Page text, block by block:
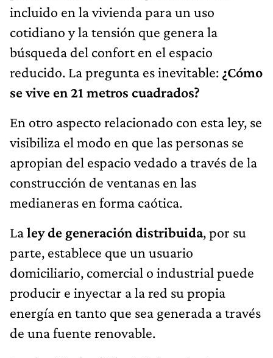
incluido en la vivienda para un uso
cotidiano y la tensión que genera la
búsqueda del confort en el espacio
reducido. La pregunta es inevitable: ¿Cómo
se vive en 21 metros cuadrados?
En otro aspecto relacionado con esta ley, se
visibiliza el modo en que las personas se
apropian del espacio vedado a través de la
construcción de ventanas en las
medianeras en forma caótica.
Laley de generación distribuida, por su
parte, establece que un usuario
domiciliario, comercial o industrial puede
producir e inyectar a la red su propia
energía en tanto que sea generada a través
de una fuente renovable.